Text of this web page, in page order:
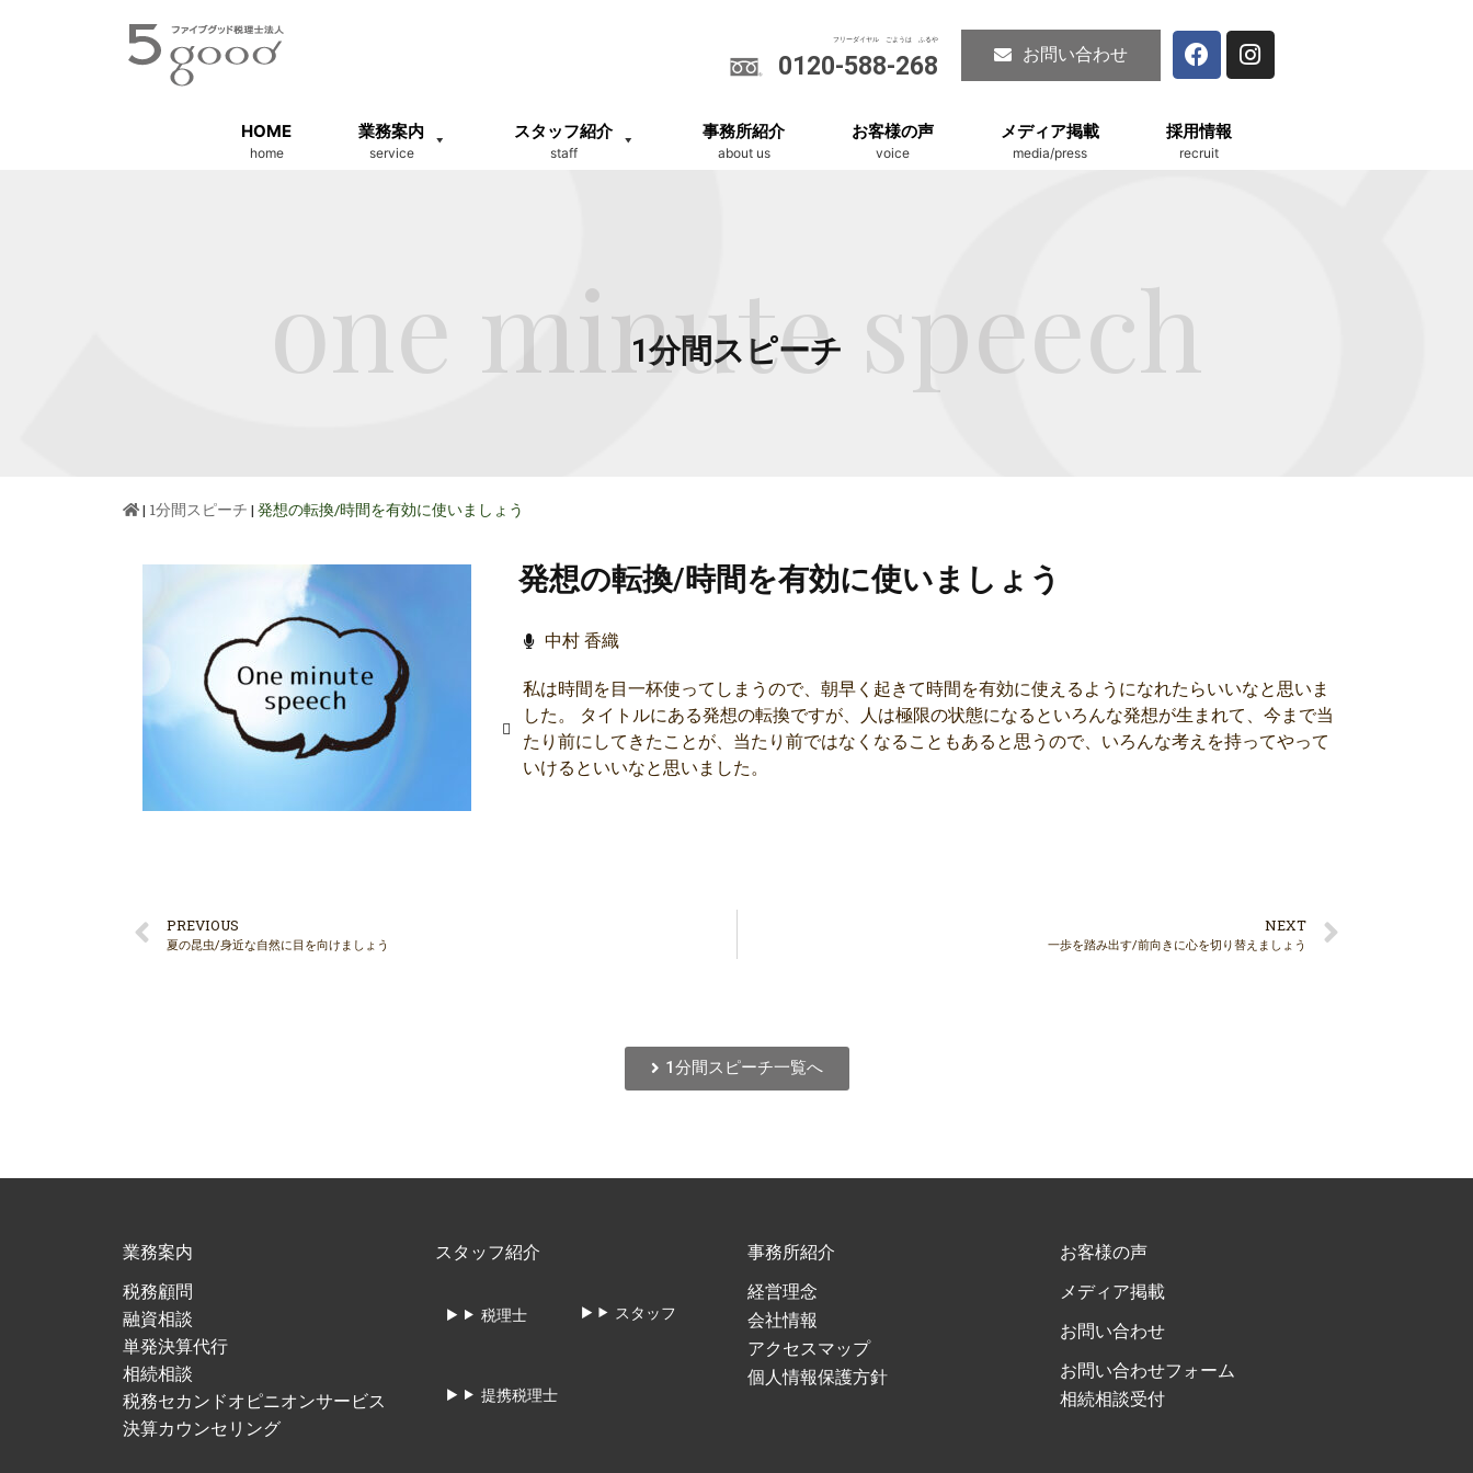
0120-588-268 お問い合わせ
HOME
home
業務案内
service
スタッフ紹介
staff
事務所紹介
about us
お客様の声
voice
メディア掲載
media/press
採用情報
recruit
1分間スピーチ
one minute speech
| 1分間スピーチ | 発想の転換/時間を有効に使いましょう
発想の転換/時間を有効に使いましょう
中村 香織
私は時間を目一杯使ってしまうので、朝早く起きて時間を有効に使えるようになれたらいいなと思いま
した。 タイトルにある発想の転換ですが、人は極限の状態になるといろんな発想が生まれて、今まで当
たり前にしてきたことが、当たり前ではなくなることもあると思うので、いろんな考えを持ってやって
いけるといいなと思いました。
PREVIOUS
夏の昆虫/身近な自然に目を向けましょう
NEXT
一歩を踏み出す/前向きに心を切り替えましょう
1分間スピーチ一覧へ
業務案内
税務顧問
融資相談
単発決算代行
相続相談
税務セカンドオピニオンサービス
決算カウンセリング
スタッフ紹介
税理士
提携税理士
スタッフ
事務所紹介
経営理念
会社情報
アクセスマップ
個人情報保護方針
お客様の声
メディア掲載
お問い合わせ
お問い合わせフォーム
相続相談受付